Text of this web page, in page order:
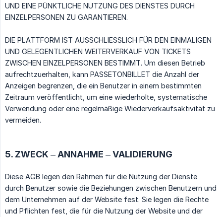
UND EINE PÜNKTLICHE NUTZUNG DES DIENSTES DURCH
EINZELPERSONEN ZU GARANTIEREN.
DIE PLATTFORM IST AUSSCHLIESSLICH FÜR DEN EINMALIGEN
UND GELEGENTLICHEN WEITERVERKAUF VON TICKETS
ZWISCHEN EINZELPERSONEN BESTIMMT. Um diesen Betrieb
aufrechtzuerhalten, kann PASSETONBILLET die Anzahl der
Anzeigen begrenzen, die ein Benutzer in einem bestimmten
Zeitraum veröffentlicht, um eine wiederholte, systematische
Verwendung oder eine regelmäßige Wiederverkaufsaktivität zu
vermeiden.
5. ZWECK – ANNAHME – VALIDIERUNG
Diese AGB legen den Rahmen für die Nutzung der Dienste
durch Benutzer sowie die Beziehungen zwischen Benutzern und
dem Unternehmen auf der Website fest. Sie legen die Rechte
und Pflichten fest, die für die Nutzung der Website und der